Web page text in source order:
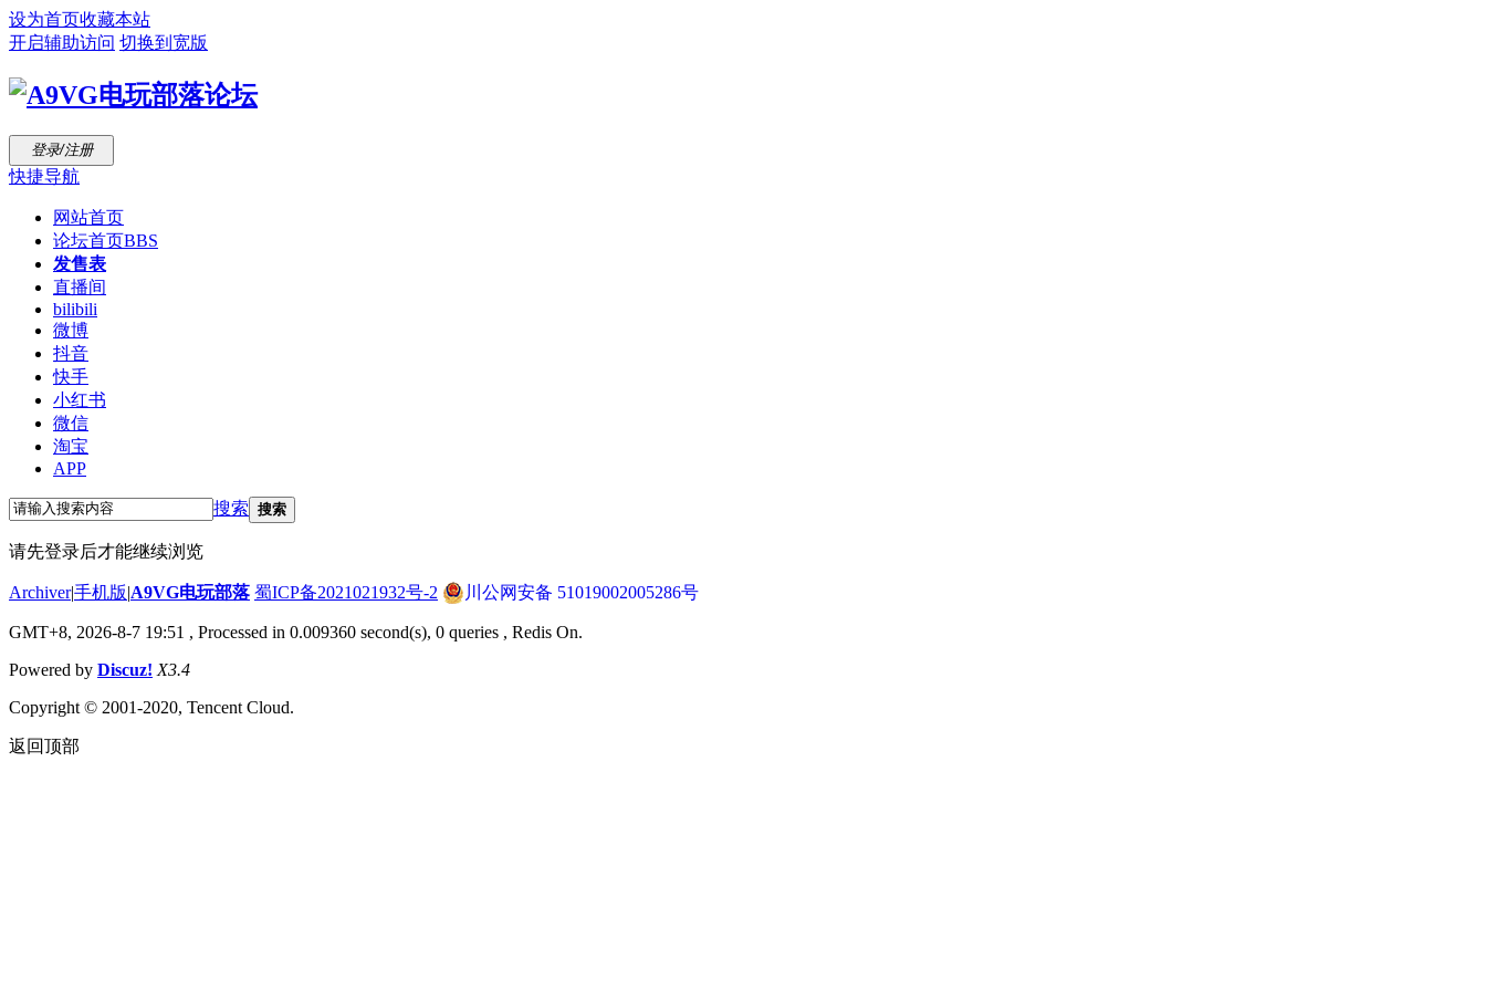
设为首页收藏本站
开启辅助访问 切换到宽版
登录/注册
快捷导航
网站首页
论坛首页BBS
发售表
直播间
bilibili
微博
抖音
快手
小红书
微信
淘宝
APP
搜索 搜索
请先登录后才能继续浏览
Archiver|手机版|A9VG电玩部落 蜀ICP备2021021932号-2 川公网安备 51019002005286号
GMT+8, 2026-8-7 19:51 , Processed in 0.009360 second(s), 0 queries , Redis On.
Powered by Discuz! X3.4
Copyright © 2001-2020, Tencent Cloud.
返回顶部